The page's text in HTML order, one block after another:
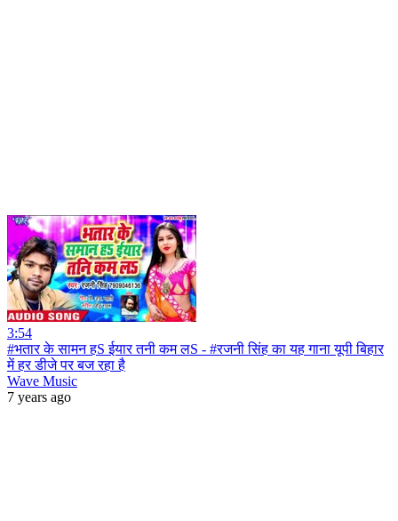
3:54
#भतार के सामन हS ईयार तनी कम लS - #रजनी सिंह का यह गाना यूपी बिहार
में हर डीजे पर बज रहा है
Wave Music
7 years ago